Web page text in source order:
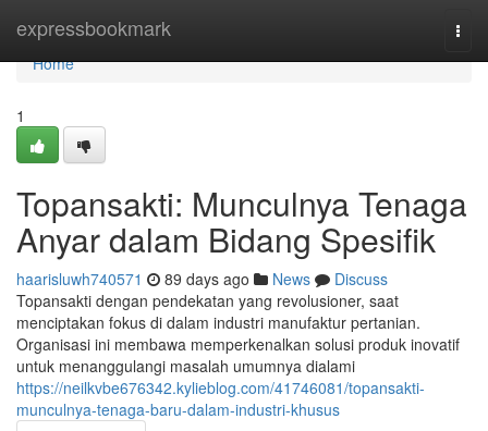
expressbookmark
Home
Home
1
Topansakti: Munculnya Tenaga
Anyar dalam Bidang Spesifik
haarisluwh740571 89 days ago News
Discuss
Topansakti dengan pendekatan yang revolusioner, saat
menciptakan fokus di dalam industri manufaktur pertanian.
Organisasi ini membawa memperkenalkan solusi produk inovatif
untuk menanggulangi masalah umumnya dialami
https://neilkvbe676342.kylieblog.com/41746081/topansakti-
munculnya-tenaga-baru-dalam-industri-khusus